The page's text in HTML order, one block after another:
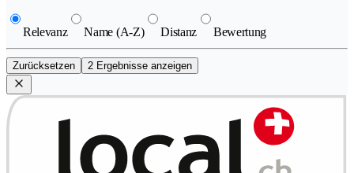
Relevanz Name (A-Z) Distanz Bewertung
Zurücksetzen 2 Ergebnisse anzeigen